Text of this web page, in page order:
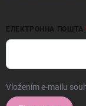
ЕЛЕКТРОННА ПОШТА
Vložením e-mailu